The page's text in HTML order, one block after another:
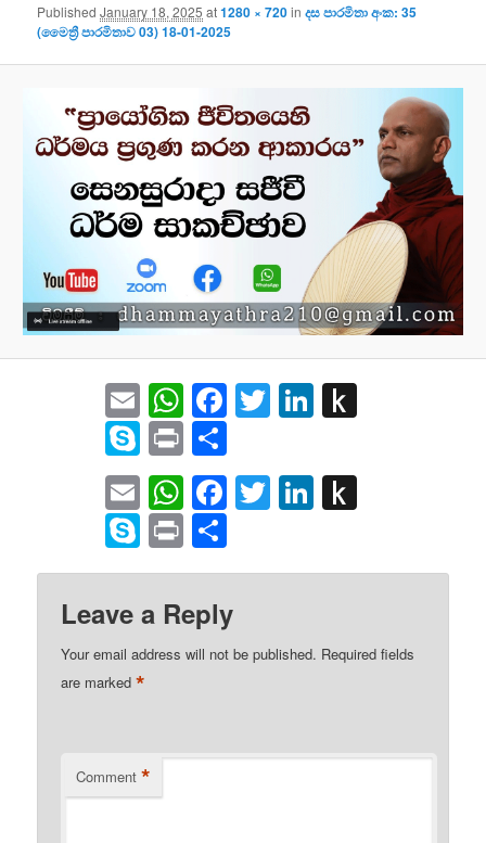
PublishedJanuary 18, 2025 at1280 × 720inදස පාරමිතා අංක: 35
(මෛත්‍රී පාරමිතාව 03) 18-01-2025
EmailWhatsApp
Facebook
TwitterLinkedIn
Skype
Print
EmailWhatsApp
Facebook
TwitterLinkedIn
Kindle
Skype
Print
Leave a Reply
Your email address will not be published. Required fields
are marked*
Comment *